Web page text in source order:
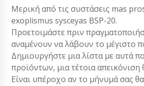
Μερική από τις συστάσεις mas
exoplismus sysceyas BSP-20.
Προετοιμάστε πριν
αναμένουν να λάβουν το μέγιστο
Δημιουργήστε μια λίστα με αυτά
προϊόντων, μια τέτοια
Είναι υπέροχο αν το μήνυμά σας